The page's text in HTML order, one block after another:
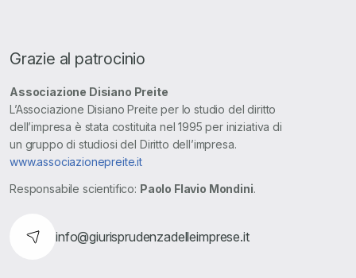
Grazie al patrocinio
Associazione Disiano Preite
L’Associazione Disiano Preite per lo studio del diritto
dell’impresa è stata costituita nel 1995 per iniziativa di
un gruppo di studiosi del Diritto dell’impresa.
www.associazionepreite.it
Responsabile scientifico: Paolo Flavio Mondini.
info@giurisprudenzadelleimprese.it